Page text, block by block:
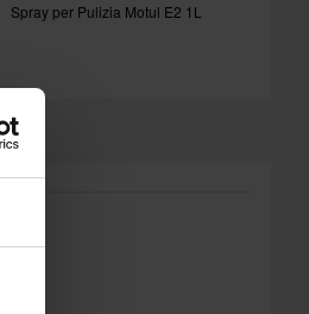
Spray per Pulizia Motul E2 1L